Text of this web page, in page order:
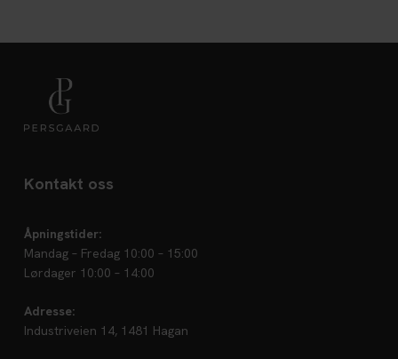
Kontakt oss
Åpningstider:
Mandag – Fredag 10:00 – 15:00
Lørdager 10:00 – 14:00
Adresse:
Industriveien 14, 1481 Hagan